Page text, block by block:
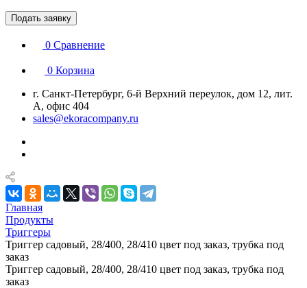
Подать заявку
0 Сравнение
0 Корзина
г. Санкт-Петербург, 6-й Верхний переулок, дом 12, лит.
А, офис 404
sales@ekoracompany.ru
Главная
Продукты
Триггеры
Триггер садовый, 28/400, 28/410 цвет под заказ, трубка под
заказ
Триггер садовый, 28/400, 28/410 цвет под заказ, трубка под
заказ